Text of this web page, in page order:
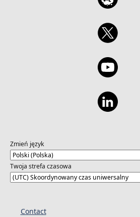
Zmień język
Twoja strefa czasowa
Contact